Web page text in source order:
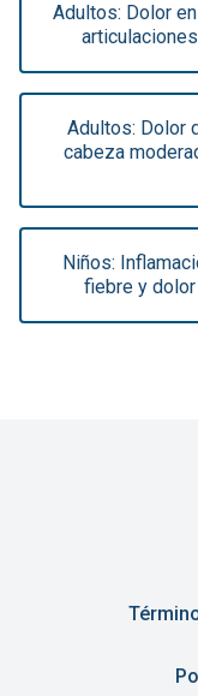
Adultos: Dolor
articulaciones
Adultos: Dolor
cabeza
Niños:
fiebre y dolor